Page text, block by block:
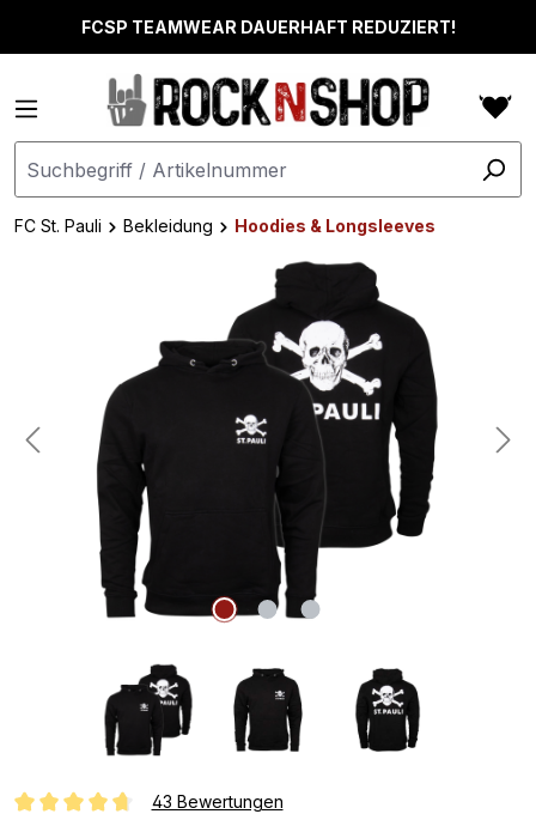
springenFCSP TEAMWEAR DAUERHAFT REDUZIERT!
FC St. Pauli Bekleidung
Hoodies & Longsleeves
43 Bewertungen